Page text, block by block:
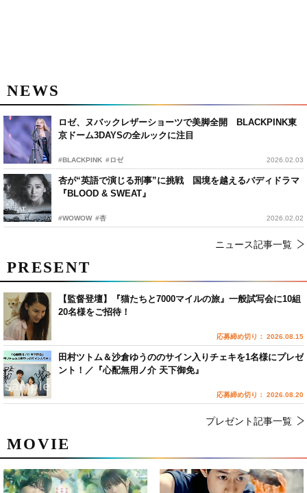
NEWS
ロゼ、ヌバックレザーショーツで美脚全開 BLACKPINK東
京ドーム3DAYSの全ルックに注目
#BLACKPINK #ロゼ 2026.02.03
杏が“英語で演じる刑事”に挑戦 国境を越えるバディドラマ
『BLOOD & SWEAT』
#WOWOW #杏 2026.02.02
ニュース記事一覧
MOVIE
PRESENT
【監督登壇】『猫たちと7000マイルの旅』一般試写会に10組
20名様をご招待！
応募締め切り： 2026.08.15
田村ツトム＆沙倉ゆうののサイン入りチェキを1名様にプレゼ
ント！／『心配無用ノ介 天下御免』
応募締め切り： 2026.08.20
プレゼント記事一覧